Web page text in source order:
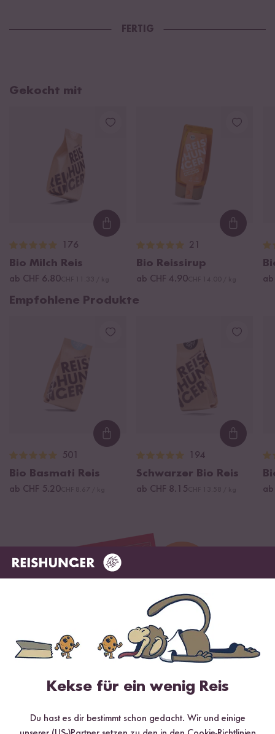
FERTIG
Gekocht mit
Loading...
176
Bio Milch Reis
ab CHF 6.80
21
Bio Reissirup
ab CHF 4.90CHF 14.00 / kg ab
Empfohlene Produkte
Loading...
501
Bio Basmati Reis
ab CHF 5.20
194
Schwarzer Bio Reis
ab CHF 8.15
Digitales Rezeptbuch per E-Mail
✔️ 25 leckere Rezepte aus unseren bunten Kochwelten
Kekse für ein wenig Reis
Du hast es dir bestimmt schon gedacht. Wir und einige